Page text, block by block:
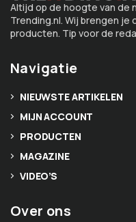
Altijd op de hoogte van de
Trending.nl. Wij brengen
producten. Tip voor de
Navigatie
NIEUWSTE ARTIKELEN
MIJN ACCOUNT
PRODUCTEN
MAGAZINE
VIDEO’S
Over ons